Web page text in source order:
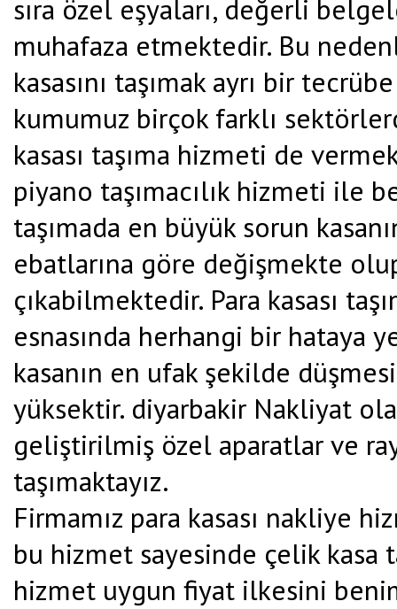
sıra özel eşyaları, değerli
muhafaza etmektedir. Bu
kasasını taşımak ayrı bir
kumumuz birçok farklı
kasası taşıma hizmeti de
piyano taşımacılık hizmeti ile
taşımada en büyük sorun
ebatlarına göre değişmekte
çıkabilmektedir. Para kasası
esnasında herhangi bir hataya
kasanın en ufak şekilde
yüksektir. diyarbakir Nakliyat
geliştirilmiş özel aparatlar ve
taşımaktayız.
Firmamız para kasası nakliye
bu hizmet sayesinde çelik kasa
hizmet uygun fiyat ilkesini